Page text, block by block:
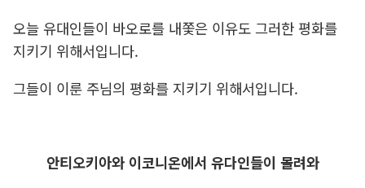
오늘 유대인들이 바오로를 내쫓은 이유도 그러한 평화를
지키기 위해서입니다.
그들이 이룬 주님의 평화를 지키기 위해서입니다.
안티오키아와 이코니온에서 유다인들이 몰려와